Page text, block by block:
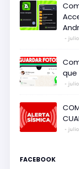
que
FACEBOOK